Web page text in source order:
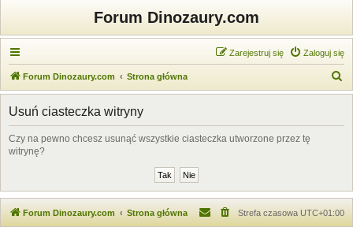
Forum Dinozaury.com
Zaloguj się
Zarejestruj się
Forum Dinozaury.com Strona główna
z
Usuń ciasteczka witryny
Czy na pewno chcesz usunąć wszystkie ciasteczka utworzone przez tę
witrynę?
Forum Dinozaury.com Strona główna Strefa czasowa UTC+01:00